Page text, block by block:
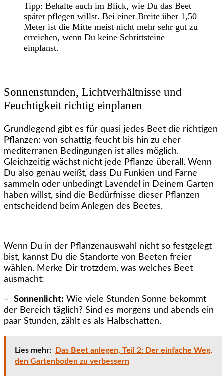
Tipp: Behalte auch im Blick, wie Du das Beet
später pflegen willst. Bei einer Breite über 1,50
Meter ist die Mitte meist nicht mehr sehr gut zu
erreichen, wenn Du keine Schrittsteine
einplanst.
Sonnenstunden, Lichtverhältnisse und
Feuchtigkeit richtig einplanen
Grundlegend gibt es für quasi jedes Beet die richtigen
Pflanzen: von schattig-feucht bis hin zu eher
mediterranen Bedingungen ist alles möglich.
Gleichzeitig wächst nicht jede Pflanze überall. Wenn
Du also genau weißt, dass Du Funkien und Farne
sammeln oder unbedingt Lavendel in Deinem Garten
haben willst, sind die Bedürfnisse dieser Pflanzen
entscheidend beim Anlegen des Beetes.
Wenn Du in der Pflanzenauswahl nicht so festgelegt
bist, kannst Du die Standorte von Beeten freier
wählen. Merke Dir trotzdem, was welches Beet
ausmacht:
– Sonnenlicht: Wie viele Stunden Sonne bekommt
der Bereich täglich? Sind es morgens und abends ein
paar Stunden, zählt es als Halbschatten.
Lies mehr:
Das Beet anlegen, Teil 2: Der einfache Weg,
den Gartenboden zu verbessern